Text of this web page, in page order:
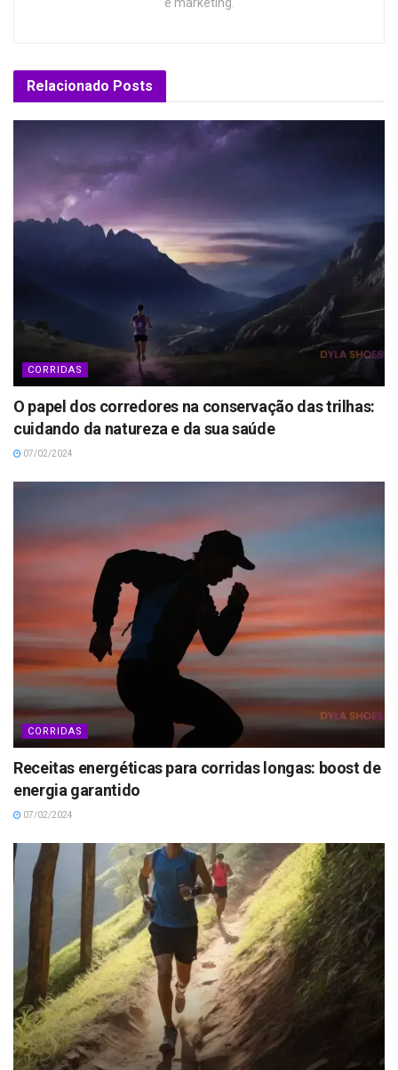
Relacionado Posts
CORRIDAS
O papel dos corredores na conservação das trilhas:
cuidando da natureza e da sua saúde
07/02/2024
CORRIDAS
Receitas energéticas para corridas longas: boost de
energia garantido
07/02/2024